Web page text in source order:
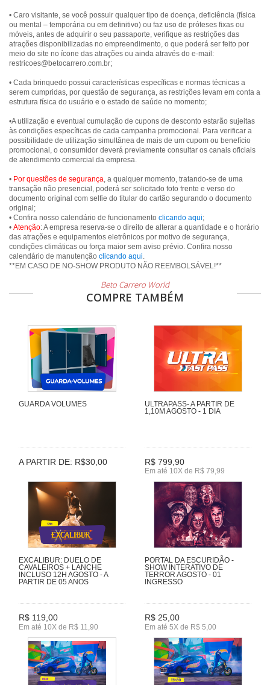
• Caro visitante, se você possuir qualquer tipo de doença, deficiência (física
ou mental – temporária ou em definitivo) ou faz uso de próteses fixas ou
móveis, antes de adquirir o seu passaporte, verifique as restrições das
atrações disponibilizadas no empreendimento, o que poderá ser feito por
meio do site no ícone das atrações ou ainda através do e-mail:
restricoes@betocarrero.com.br;
• Cada brinquedo possui características específicas e normas técnicas a
serem cumpridas, por questão de segurança, as restrições levam em conta a
estrutura física do usuário e o estado de saúde no momento;
•A utilização e eventual cumulação de cupons de desconto estarão sujeitas
às condições específicas de cada campanha promocional. Para verificar a
possibilidade de utilização simultânea de mais de um cupom ou benefício
promocional, o consumidor deverá previamente consultar os canais oficiais
de atendimento comercial da empresa.
• Por questões de segurança, a qualquer momento, tratando-se de uma
transação não presencial, poderá ser solicitado foto frente e verso do
documento original com selfie do titular do cartão segurando o documento
original;
• Confira nosso calendário de funcionamento clicando aqui;
• Atenção: A empresa reserva-se o direito de alterar a quantidade e o horário
das atrações e equipamentos eletrônicos por motivo de segurança,
condições climáticas ou força maior sem aviso prévio. Confira nosso
calendário de manutenção clicando aqui.
Beto Carrero World
COMPRE TAMBÉM
GUARDA VOLUMES
A PARTIR DE: R$30,00
ULTRAPASS- A PARTIR DE
1,10M AGOSTO - 1 DIA
R$ 799,90
Em até 10X de R$ 79,99
EXCALIBUR: DUELO DE
CAVALEIROS + LANCHE
INCLUSO 12H AGOSTO - A
PARTIR DE 05 ANOS
R$ 119,00
Em até 10X de R$ 11,90
PORTAL DA ESCURIDÃO -
SHOW INTERATIVO DE
TERROR AGOSTO - 01
INGRESSO
R$ 25,00
Em até 5X de R$ 5,00